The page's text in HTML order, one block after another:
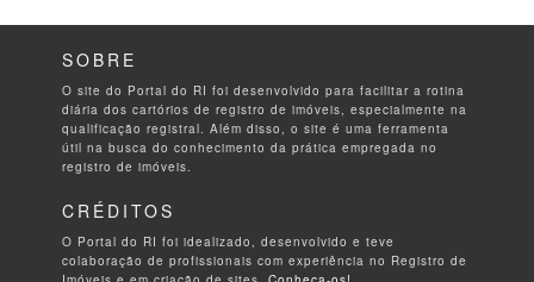
SOBRE
O site do Portal do RI foi desenvolvido para facilitar a rotina
diária dos cartórios de registro de imóveis, especialmente na
qualificação registral. Além disso, o site é uma ferramenta
útil na busca do conhecimento da prática empregada no
registro de imóveis.
CRÉDITOS
O Portal do RI foi idealizado, desenvolvido e teve
colaboração de profissionais com experiência no Registro de